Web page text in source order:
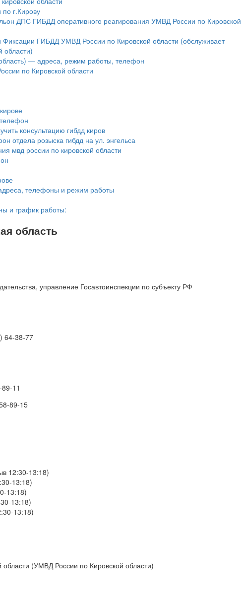
г.Кирову
ДПС ГИБДД оперативного реагирования УМВД России по Кировской
Фиксации ГИБДД УМВД России по Кировской области (обслуживает
области)
— адреса, режим работы, телефон
по Кировской области
консультацию гибдд киров
отдела розыска гибдд на ул. энгельса
мвд россии по кировской области
телефоны и режим работы
и график работы:
область
управление Госавтоинспекции по субъекту РФ
64-38-77
11
89-15
12:30-13:18)
13:18)
13:18)
13:18)
13:18)
(УМВД России по Кировской области)